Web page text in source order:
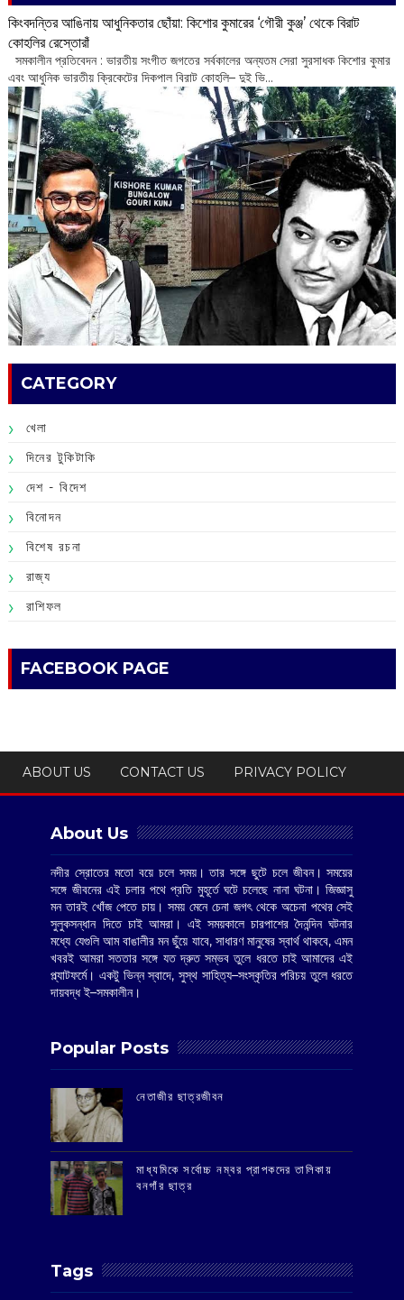
কিংবদন্তির আঙিনায় আধুনিকতার ছোঁয়া: কিশোর কুমারের ‘গৌরী কুঞ্জ’ থেকে বিরাট
কোহলির রেস্তোরাঁ
‌ সমকালীন প্রতিবেদন : ভারতীয় সংগীত জগতের সর্বকালের অন্যতম সেরা সুরসাধক কিশোর কুমার
এবং আধুনিক ভারতীয় ক্রিকেটের দিকপাল বিরাট কোহলি– ‌দুই ভি...
CATEGORY
খেলা
দিনের টুকিটাকি
দেশ - বিদেশ
বিনোদন
বিশেষ রচনা
রাজ্য
রাশিফল
FACEBOOK PAGE
ABOUT US CONTACT US PRIVACY POLICY
About Us
নদীর স্রোতের মতো বয়ে চলে সময়। তার সঙ্গে ছুটে চলে জীবন। সময়ের
সঙ্গে জীবনের এই চলার পথে প্রতি মুহূর্তে ঘটে চলেছে নানা ঘটনা। জিজ্ঞাসু
মন তারই খোঁজ পেতে চায়। সময় মেনে চেনা জগৎ থেকে অচেনা পথের সেই
সুলুকসন্ধান দিতে চাই আমরা। এই সময়কালে চারপাশের দৈনন্দিন ঘটনার
মধ্যে যেগুলি আম বাঙালীর মন ছুঁয়ে যাবে, সাধারণ মানুষের স্বার্থ থাকবে, এমন
খবরই আমরা সততার সঙ্গে যত দ্রুত সম্ভব তুলে ধরতে চাই আমাদের এই
প্ল্যাটফর্মে। একটু ভিন্ন স্বাদে, সুস্থ সাহিত্য–সংস্কৃতির পরিচয় তুলে ধরতে
দায়বদ্ধ ই–সমকালীন।
Popular Posts
‌নেতাজীর ছাত্রজীবন
মাধ্যমিকে সর্বোচ্চ নম্বর প্রাপকদের তালিকায়
বনগাঁর ছাত্র
Tags